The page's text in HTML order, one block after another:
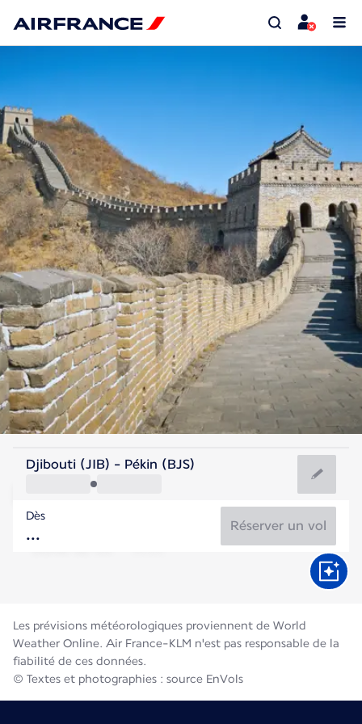
Chine
Beijing
Chine
Durée du vol
Djibouti (JIB) - Pékin (BJS)
Dès
Réserver un vol
Les prévisions météorologiques proviennent de World
Weather Online. Air France-KLM n'est pas responsable de la
fiabilité de ces données.
© Textes et photographies : source EnVols